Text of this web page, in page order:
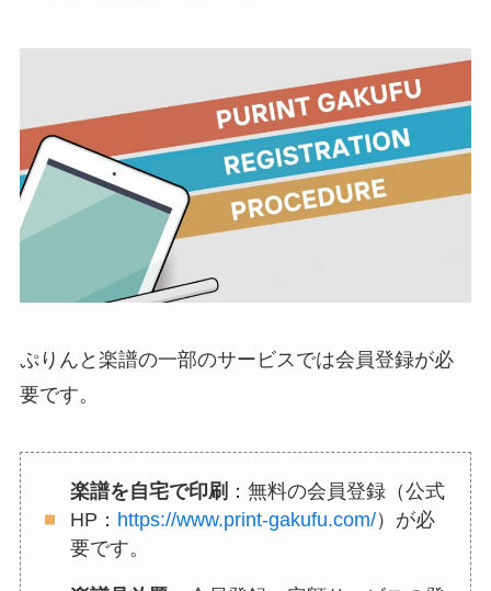
ぷりんと楽譜の一部のサービスでは会員登録が必
要です。
楽譜を自宅で印刷 ：無料の会員登録（公式
HP： https://www.print-gakufu.com/）が必
要です。